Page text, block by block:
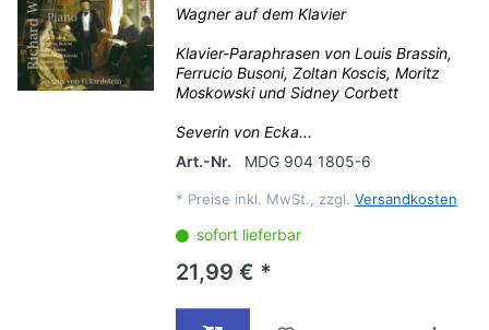
Wagner auf dem Klavier
Klavier-Paraphrasen von Louis Brassin,
Ferrucio Busoni, Zoltan Koscis, Moritz
Moskowski und Sidney Corbett
Severin von Ecka...
Art.-Nr.
MDG 904 1805-6
* Preise inkl. MwSt., zzgl. Versandkosten
sofort lieferbar
21,99 € *